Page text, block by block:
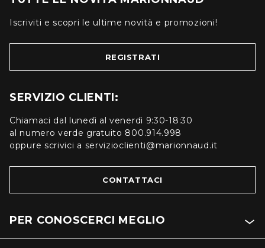
Iscriviti e scopri le ultime novità e promozioni!
REGISTRATI
SERVIZIO CLIENTI:
Chiamaci dal lunedì al venerdì 9:30-18:30
al numero verde gratuito 800.914.998
oppure scrivici a servizioclienti@marionnaud.it
CONTATTACI
PER CONOSCERCI MEGLIO